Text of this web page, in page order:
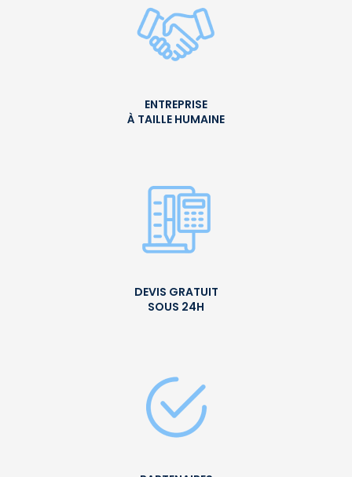
ENTREPRISE
À TAILLE HUMAINE
DEVIS GRATUIT
SOUS 24H